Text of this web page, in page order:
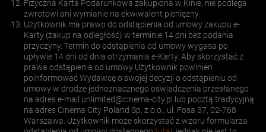
Fizyczna Karta Podarunkowa zakupiona w Kinie, nie podlega
zwrotowi ani wymianie na ekwiwalent pieniężny.
Użytkownik ma prawo do odstąpienia od umowy zakupu e-
Karty (zakup na odległość) w terminie 14 dni bez podania
przyczyny. Termin do odstąpienia od umowy wygasa po
upływie 14 dni od dnia otrzymania e-Karty. Aby skorzystać z
prawa odstąpienia od umowy Użytkownik powinien
poinformować Wydawcę o swojej decyzji o odstąpieniu od
umowy w drodze jednoznacznego oświadczenia przesłanego
na adres e-mail unlimited@cinema-city.pl
lub pocztą tradycyjną
na adres Cinema City Poland Sp. z o.o., ul. Fosa 37, 02-768
Warszawa. Użytkownik może skorzystać z wzoru formularza